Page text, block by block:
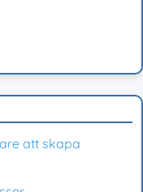
att skapa